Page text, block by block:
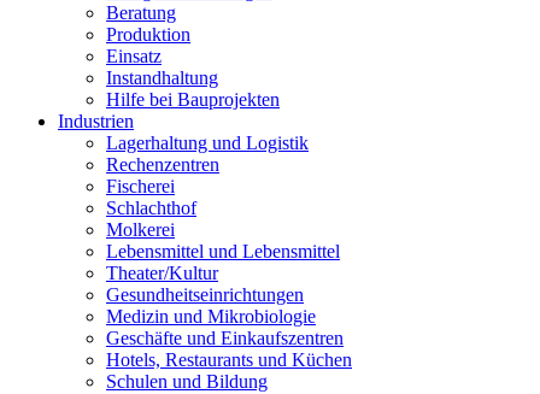
Beratung
Produktion
Einsatz
Instandhaltung
Hilfe bei Bauprojekten
Industrien
Lagerhaltung und Logistik
Rechenzentren
Fischerei
Schlachthof
Molkerei
Lebensmittel und Lebensmittel
Theater/Kultur
Gesundheitseinrichtungen
Medizin und Mikrobiologie
Geschäfte und Einkaufszentren
Hotels, Restaurants und Küchen
Schulen und Bildung